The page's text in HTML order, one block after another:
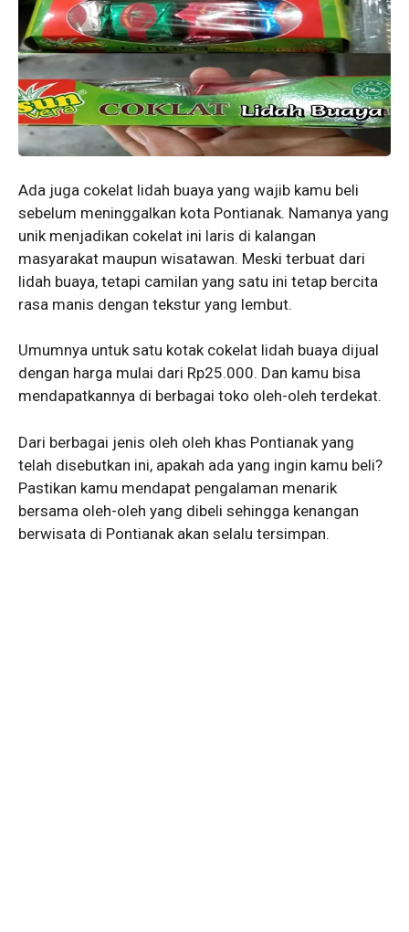
Ada juga cokelat lidah buaya yang wajib kamu beli
sebelum meninggalkan kota Pontianak. Namanya yang
unik menjadikan cokelat ini laris di kalangan
masyarakat maupun wisatawan. Meski terbuat dari
lidah buaya, tetapi camilan yang satu ini tetap bercita
rasa manis dengan tekstur yang lembut.
Umumnya untuk satu kotak cokelat lidah buaya dijual
dengan harga mulai dari Rp25.000. Dan kamu bisa
mendapatkannya di berbagai toko oleh-oleh terdekat.
Dari berbagai jenis oleh oleh khas Pontianak yang
telah disebutkan ini, apakah ada yang ingin kamu beli?
Pastikan kamu mendapat pengalaman menarik
bersama oleh-oleh yang dibeli sehingga kenangan
berwisata di Pontianak akan selalu tersimpan.